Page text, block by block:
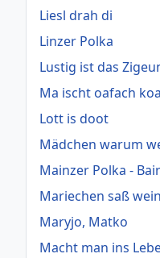
Liesl drah di
Linzer Polka
Lustig ist das
Ma ischt oafach
Lott is doot
Mädchen warum
Mainzer Polka -
Mariechen saß
Maryjo, Matko
Macht man ins